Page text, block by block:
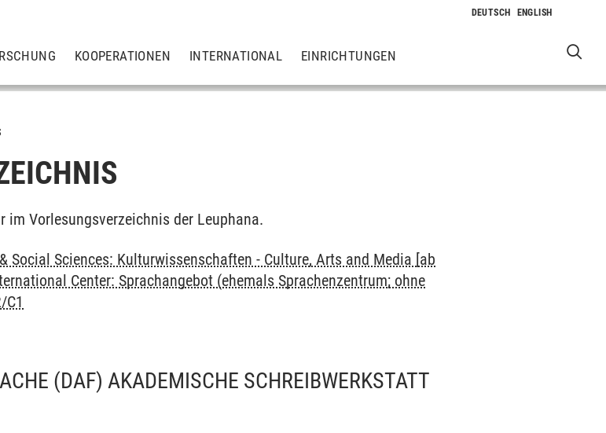
KOOPERATIONEN INTERNATIONAL EINRICHTUNGEN
im Vorlesungsverzeichnis der Leuphana.
Social Sciences: Kulturwissenschaften - Culture, Arts and Media [ab
Center: Sprachangebot (ehemals Sprachenzentrum; ohne
C1
(DAF) AKADEMISCHE SCHREIBWERKSTATT